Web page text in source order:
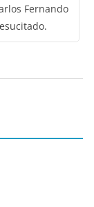
Fernando
Jesús